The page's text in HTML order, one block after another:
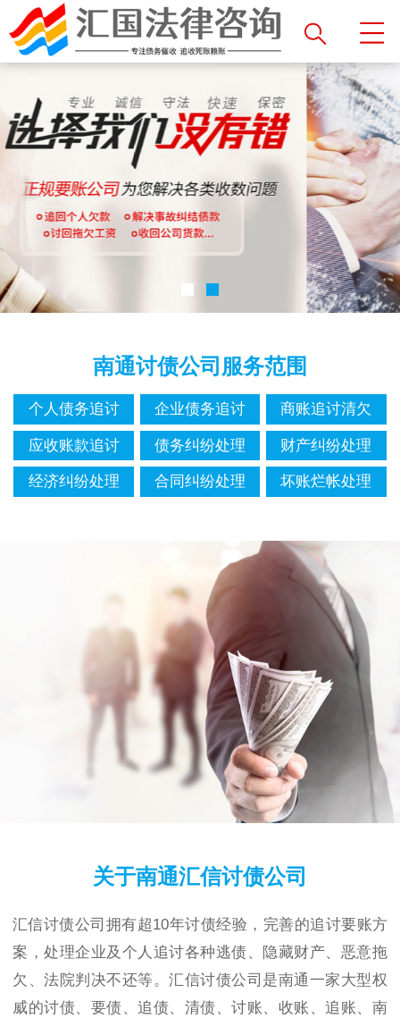
南通讨债公司服务范围
个人债务追讨 企业债务追讨 商账追讨清欠
应收账款追讨 债务纠纷处理 财产纠纷处理
经济纠纷处理 合同纠纷处理 坏账烂帐处理
关于南通汇信讨债公司
汇信讨债公司拥有超10年讨债经验，完善的追讨要账方
案，处理企业及个人追讨各种逃债、隐藏财产、恶意拖
欠、法院判决不还等。汇信讨债公司是南通一家大型权
威的讨债、要债、追债、清债、讨账、收账、追账、南